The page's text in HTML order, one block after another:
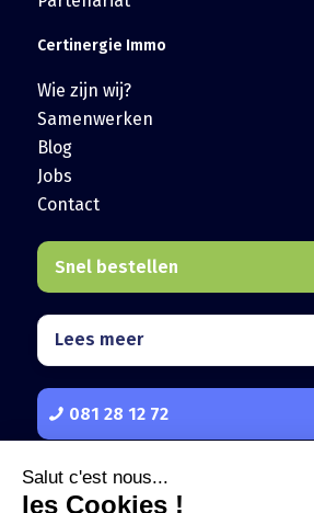
Certinergie Immo
Wie zijn wij?
Samenwerken
Blog
Jobs
Contact
Snel bestellen
Lees meer
081 28 12 72